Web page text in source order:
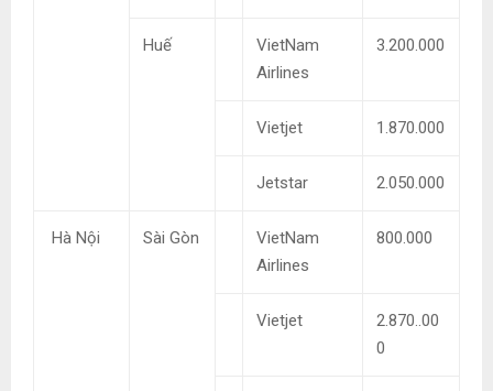
Huế
VietNam
Airlines
3.200.000
Vietjet 1.870.000
Jetstar 2.050.000
Hà Nội Sài Gòn
VietNam
Airlines
800.000
Vietjet
2.870..00
0